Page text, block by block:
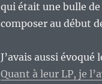
qui était une bulle
composer au début
J’avais aussi
Quant à leur LP, je